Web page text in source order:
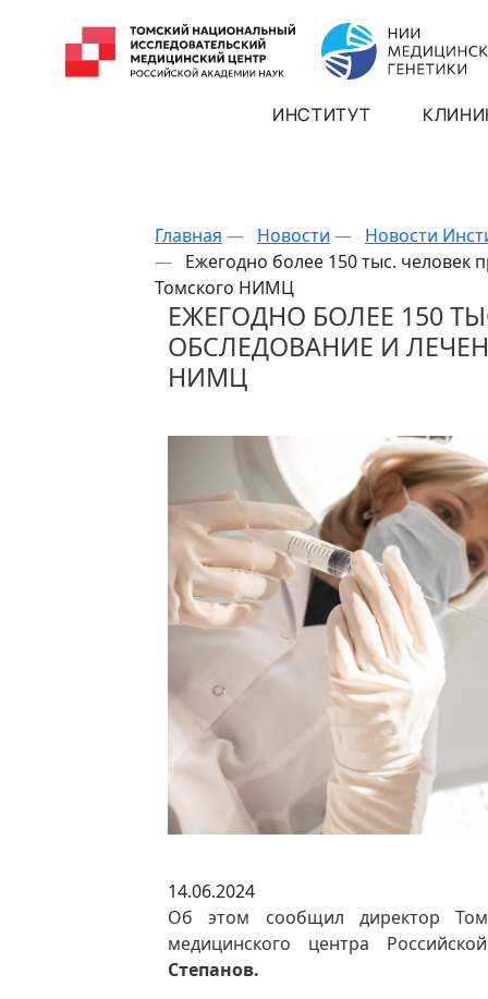
ИНСТИТУТ
Главная — Новости — Новости
— Ежегодно более 150 тыс. человек
Томского НИМЦ
ЕЖЕГОДНО БОЛЕЕ 150
ОБСЛЕДОВАНИЕ И
НИМЦ
14.06.2024
Об этом сообщил директор
медицинского центра
Степанов.